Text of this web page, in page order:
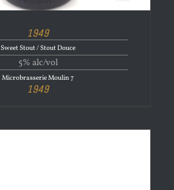
1949
Sweet Stout / Stout Douce
5% alc/vol
Microbrasserie Moulin 7
1949